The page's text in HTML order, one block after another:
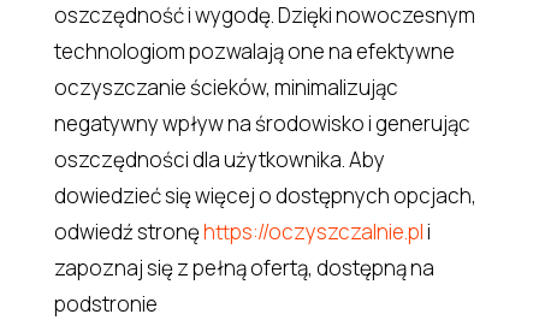
oszczędność i wygodę. Dzięki nowoczesnym
technologiom pozwalają one na efektywne
oczyszczanie ścieków, minimalizując
negatywny wpływ na środowisko i generując
oszczędności dla użytkownika. Aby
dowiedzieć się więcej o dostępnych opcjach,
odwiedź stronęhttps://oczyszczalnie.pli
zapoznaj się z pełną ofertą, dostępną na
podstronie